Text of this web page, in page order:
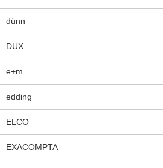
dünn
DUX
e+m
edding
ELCO
EXACOMPTA